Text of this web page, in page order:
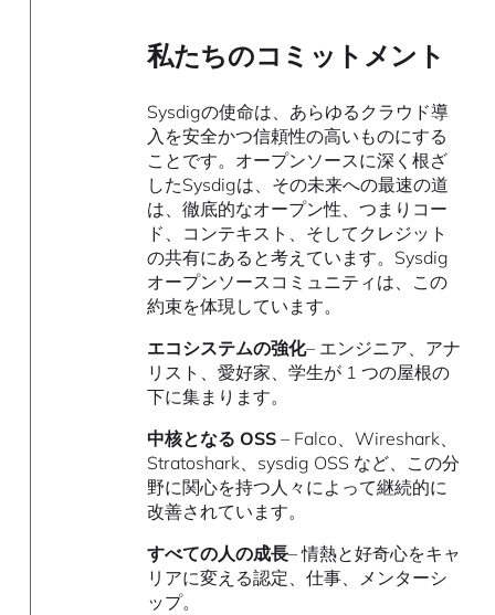
私たちのコミットメント
Sysdigの使命は、あらゆるクラウド導
入を安全かつ信頼性の高いものにする
ことです。オープンソースに深く根ざ
したSysdigは、その未来への最速の道
は、徹底的なオープン性、つまりコー
ド、コンテキスト、そしてクレジット
の共有にあると考えています。Sysdig
オープンソースコミュニティは、この
約束を体現しています。
エコシステムの強化– エンジニア、アナ
リスト、愛好家、学生が 1 つの屋根の
下に集まります。
中核となる OSS – Falco、Wireshark、
Stratoshark、sysdig OSS など、この分
野に関心を持つ人々によって継続的に
改善されています。
すべての人の成長– 情熱と好奇心をキャ
リアに変える認定、仕事、メンターシ
ップ。